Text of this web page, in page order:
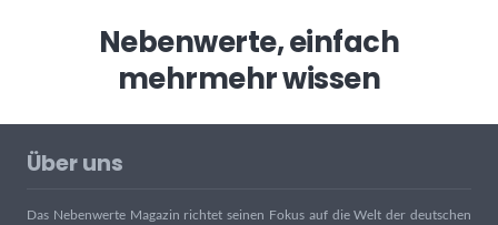
Nebenwerte, einfach
mehrmehr wissen
Über uns
Das Nebenwerte Magazin richtet seinen Fokus auf die Welt der deutschen